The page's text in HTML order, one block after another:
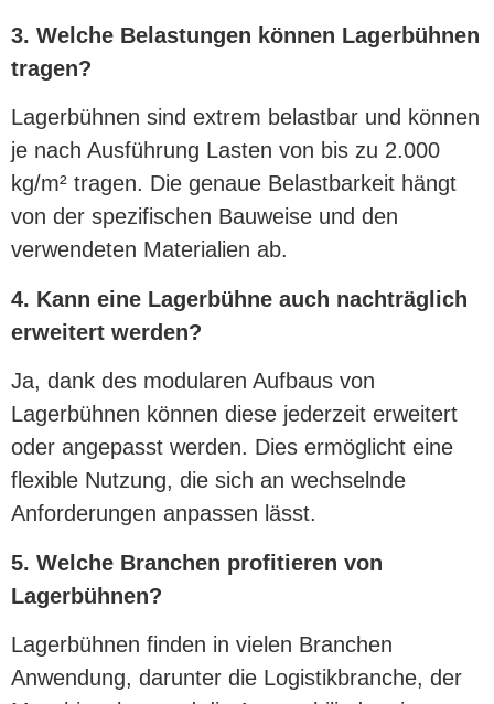
3. Welche Belastungen können Lagerbühnen
tragen?
Lagerbühnen sind extrem belastbar und können
je nach Ausführung Lasten von bis zu 2.000
kg/m² tragen. Die genaue Belastbarkeit hängt
von der spezifischen Bauweise und den
verwendeten Materialien ab.
4. Kann eine Lagerbühne auch nachträglich
erweitert werden?
Ja, dank des modularen Aufbaus von
Lagerbühnen können diese jederzeit erweitert
oder angepasst werden. Dies ermöglicht eine
flexible Nutzung, die sich an wechselnde
Anforderungen anpassen lässt.
5. Welche Branchen profitieren von
Lagerbühnen?
Lagerbühnen finden in vielen Branchen
Anwendung, darunter die Logistikbranche, der